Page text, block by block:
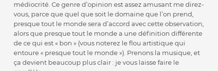
médiocrité. Ce genre d’opinion est assez amusant me direz-
vous, parce que quel que soit le domaine que l’on prend,
presque tout le monde sera d’accord avec cette observation,
alors que presque tout le monde a une définition différente
de ce qui est « bon » (vous noterez le flou artistique qui
entoure « presque tout le monde »). Prenons la musique, et
ça devient beaucoup plus clair : je vous laisse faire le